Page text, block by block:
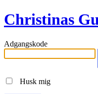
Christinas
Adgangskode
Husk mig